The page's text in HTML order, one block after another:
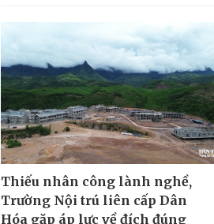
Thiếu nhân công lành nghề,
Trường Nội trú liên cấp Dân
Hóa gặp áp lực về đích đúng